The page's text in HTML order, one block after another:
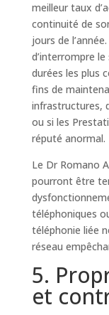
meilleur taux
continuité de
jours de
d’interrompre
durées les plus
fins de
infrastructures,
ou si les
réputé anormal.
Le Dr Romano
pourront être
téléphoniques
téléphonie liée
réseau
5.
et